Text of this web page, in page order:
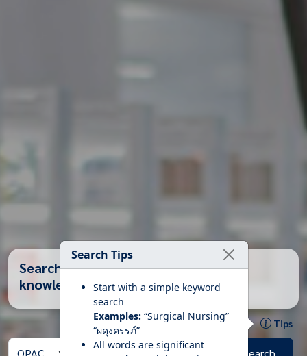
Search Books, Articles, and Health
knowledge...
Tips
Search
Search Tips
Start with a simple keyword
search
Examples: “Surgical Nursing”
“ผดุงครรภ์”
All words are significant